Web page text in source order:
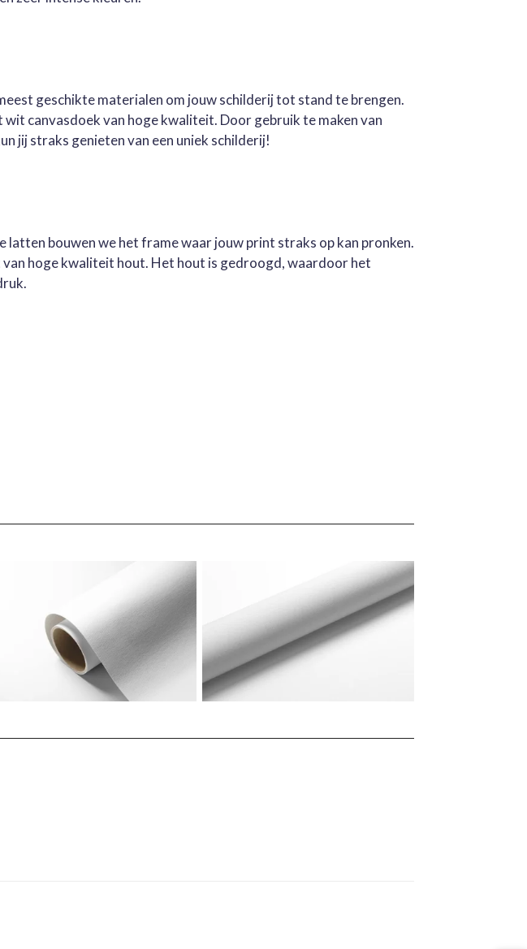
geschikte materialen om jouw schilderij tot stand te brengen.
canvasdoek van hoge kwaliteit. Door gebruik te maken van
jij straks genieten van een uniek schilderij!
bouwen we het frame waar jouw print straks op kan pronken.
hoge kwaliteit hout. Het hout is gedroogd, waardoor het